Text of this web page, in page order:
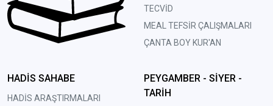
TECVİD
MEAL TEFSİR ÇALIŞMALARI
ÇANTA BOY KUR'AN
HADİS SAHABE
HADİS ARAŞTIRMALARI
PEYGAMBER - SİYER -
TARİH